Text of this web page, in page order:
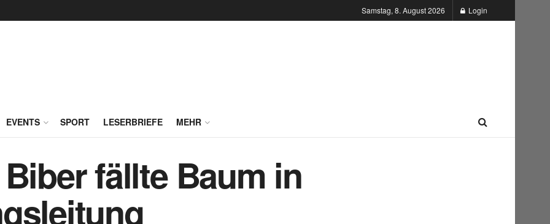
Samstag, 8. August 2026 Login
EVENTS SPORT LESERBRIEFE MEHR
fällte Baum in